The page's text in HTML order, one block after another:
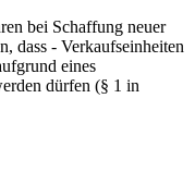
bei Schaffung neuer
dass - Verkaufseinheiten
eines
dürfen (§ 1 in